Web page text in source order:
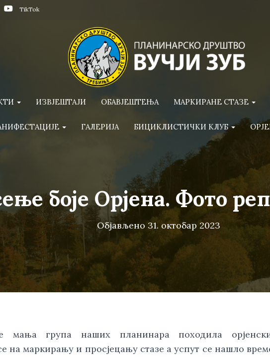
TikTok
ИЗВЈЕШТАЈИ ОБАВЈЕШТЕЊА МАРКИРАНЕ СТАЗЕ
ГАЛЕРИЈА БИЦИКЛИСТИЧКИ КЛУБ
боје Орјена. Фото
Објављено 31. октобар 2023
мања група наших планинара походила
на маркирању и просјецању стазе а успут се нашло